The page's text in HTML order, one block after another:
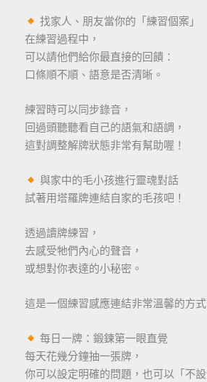
找家人、朋友當你的「練習個案」
在練習過程中，
可以請他們給你最直接的回饋：
口條順不順、語意是否清晰。
練習時可以同步錄音，
回過頭聽聽看自己的語氣和語調，
這對調整解牌狀態非常有幫助喔！
與家中的毛小孩進行靈魂對話
試著用塔羅牌連結自家的毛孩吧！
透過讀牌練習，
去感受牠們內心的聲音，
或想對你表達的小秘密。
這是一個練習感應連結非常溫馨的方
每日一牌：鍛鍊第一眼直覺
每天花幾分鐘抽一張牌，
你可以設定明確的問題，也可以「不